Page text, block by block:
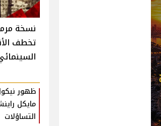
نسخة
تخطف
ظهور
مايكل
التساؤلات